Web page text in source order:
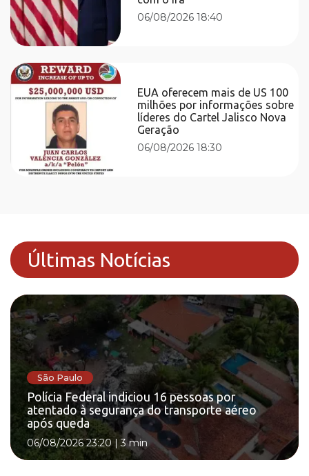
06/08/2026 18:40
EUA oferecem mais de US 100
milhões por informações sobre
líderes do Cartel Jalisco Nova
Geração
06/08/2026 18:30
Últimas Notícias
São Paulo
Polícia Federal indiciou 16 pessoas por
atentado à segurança do transporte aéreo
após queda
06/08/2026 23:20 |3 min